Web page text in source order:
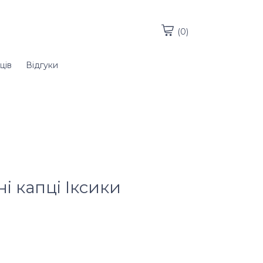
(0)
Відгуки
капці Іксики